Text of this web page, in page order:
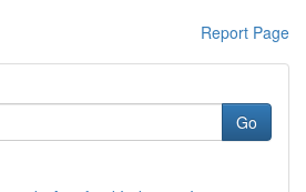
Report Page
Go